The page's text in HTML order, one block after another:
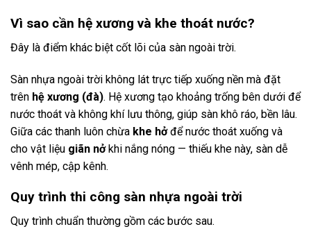
Vì sao cần hệ xương và khe thoát nước?
Đây là điểm khác biệt cốt lõi của sàn ngoài trời.
Sàn nhựa ngoài trời không lát trực tiếp xuống nền mà đặt
trên hệ xương (đà). Hệ xương tạo khoảng trống bên dưới để
nước thoát và không khí lưu thông, giúp sàn khô ráo, bền lâu.
Giữa các thanh luôn chừa khe hởđể nước thoát xuống và
cho vật liệu giãn nởkhi nắng nóng — thiếu khe này, sàn dễ
vênh mép, cập kênh.
Quy trình thi công sàn nhựa ngoài trời
Quy trình chuẩn thường gồm các bước sau.